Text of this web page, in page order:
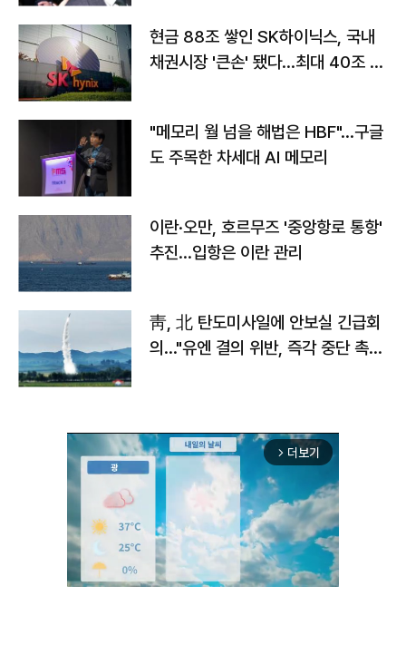
현금 88조 쌓인 SK하이닉스, 국내
채권시장 '큰손' 됐다…최대 40조 투
"메모리 월 넘을 해법은 HBF"…구글
도 주목한 차세대 AI 메모리
이란·오만, 호르무즈 '중앙항로 통항'
추진…입항은 이란 관리
靑, 北 탄도미사일에 안보실 긴급회
의…"유엔 결의 위반, 즉각 중단 촉
arrow_forward_ios 더보기